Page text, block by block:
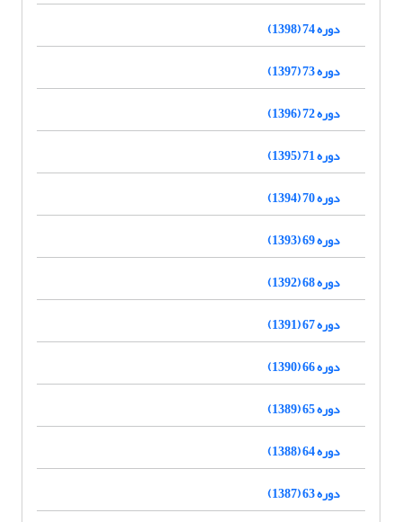
دوره 74 (1398)
دوره 73 (1397)
دوره 72 (1396)
دوره 71 (1395)
دوره 70 (1394)
دوره 69 (1393)
دوره 68 (1392)
دوره 67 (1391)
دوره 66 (1390)
دوره 65 (1389)
دوره 64 (1388)
دوره 63 (1387)